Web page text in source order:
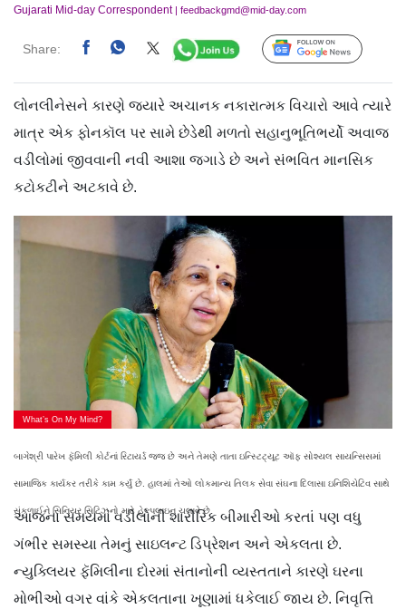
Gujarati Mid-day Correspondent| feedbackgmd@mid-day.com
Share: Follow Us
લોનલીનેસને કારણે જ્યારે અચાનક નકારાત્મક વિચારો આવે ત્યારે
માત્ર એક ફોનકૉલ પર સામે છેડેથી મળતો સહાનુભૂતિભર્યો અવાજ
વડીલોમાં જીવવાની નવી આશા જગાડે છે અને સંભવિત માનસિક
કટોકટીને અટકાવે છે.
What’s On My Mind?
બાગેશ્રી પારેખ ફૅમિલી કોર્ટનાં રિટાયર્ડ જજ છે અને તેમણે તાતા ઇન્સ્ટિટ્યૂટ ઑફ સોશ્યલ સાયન્સિસમાં
સામાજિક કાર્યકર તરીકે કામ કર્યું છે. હાલમાં તેઓ લોકમાન્ય તિલક સેવા સંઘના દિલાસા ઇનિશિયેટિવ સાથે
સંકળાઈને સિનિયર સિટિઝનો માટે હેલ્પલાઇન ચલાવે છે.
આજના સમયમાં વડીલોની શારીરિક બીમારીઓ કરતાં પણ વધુ
ગંભીર સમસ્યા તેમનું સાઇલન્ટ ડિપ્રેશન અને એકલતા છે.
ન્યુક્લિયર ફૅમિલીના દોરમાં સંતાનોની વ્યસ્તતાને કારણે ઘરના
મોભીઓ વગર વાંકે એકલતાના ખૂણામાં ધકેલાઈ જાય છે. નિવૃત્તિ